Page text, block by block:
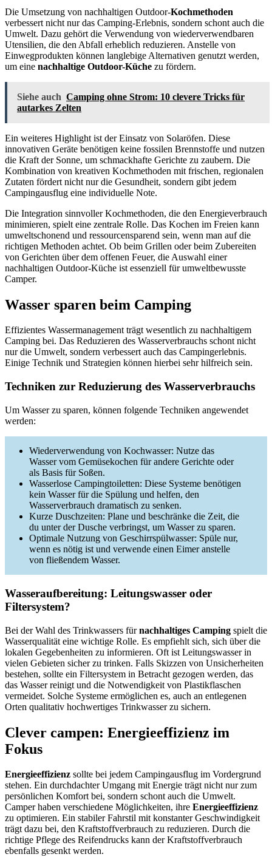
Die Umsetzung von nachhaltigen Outdoor-Kochmethoden
verbessert nicht nur das Camping-Erlebnis, sondern schont auch die
Umwelt. Dazu gehört die Verwendung von wiederverwendbaren
Utensilien, die den Abfall erheblich reduzieren. Anstelle von
Einwegprodukten können langlebige Alternativen genutzt werden,
um eine nachhaltige Outdoor-Küche zu fördern.
Siehe auch Camping ohne Strom: 10 clevere Tricks für
autarkes Zelten
Ein weiteres Highlight ist der Einsatz von Solaröfen. Diese
innovativen Geräte benötigen keine fossilen Brennstoffe und nutzen
die Kraft der Sonne, um schmackhafte Gerichte zu zaubern. Die
Kombination von kreativen Kochmethoden mit frischen, regionalen
Zutaten fördert nicht nur die Gesundheit, sondern gibt jedem
Campingausflug eine individuelle Note.
Die Integration sinnvoller Kochmethoden, die den Energieverbrauch
minimieren, spielt eine zentrale Rolle. Das Kochen im Freien kann
umweltschonend und ressourcensparend sein, wenn man auf die
richtigen Methoden achtet. Ob beim Grillen oder beim Zubereiten
von Gerichten über dem offenen Feuer, die Auswahl einer
nachhaltigen Outdoor-Küche ist essenziell für umweltbewusste
Camper.
Wasser sparen beim Camping
Effizientes Wassermanagement trägt wesentlich zu nachhaltigem
Camping bei. Das Reduzieren des Wasserverbrauchs schont nicht
nur die Umwelt, sondern verbessert auch das Campingerlebnis.
Einige Technik und Strategien können hierbei sehr hilfreich sein.
Techniken zur Reduzierung des Wasserverbrauchs
Um Wasser zu sparen, können folgende Techniken angewendet
werden:
Wiederverwendung von Kochwasser: Nutze das
Wasser vom Gemüsekochen für andere Gerichte oder
als Basis für Soßen.
Wasserlose Campingtoiletten: Diese Systeme benötigen
kein Wasser für die Spülung und helfen, den
Wasserverbrauch dramatisch zu senken.
Kurze Duschzeiten: Plane und beschränke die Zeit, die
du unter der Dusche verbringst, um Wasser zu sparen.
Optimale Nutzung von Geschirrspülwasser: Spüle nur,
wenn es nötig ist und verwende einen Eimer anstelle
von fließendem Wasser.
Wasseraufbereitung: Leitungswasser oder
Filtersystem?
Bei der Wahl des Trinkwassers fürnachhaltiges Camping spielt die
Wasserqualität eine wichtige Rolle. Es empfiehlt sich, sich über die
lokalen Gegebenheiten zu informieren. Oft ist Leitungswasser in
vielen Gebieten sicher zu trinken. Falls Skizzen von Unsicherheiten
bestehen, sollte ein Filtersystem in Betracht gezogen werden, das
das Wasser reinigt und die Notwendigkeit von Plastikflaschen
vermeidet. Solche Systeme ermöglichen es, auch an entlegenen
Orten qualitativ hochwertiges Trinkwasser zu sichern.
Clever campen: Energieeffizienz im
Fokus
Energieeffizienz sollte bei jedem Campingausflug im Vordergrund
stehen. Ein durchdachter Umgang mit Energie trägt nicht nur zum
persönlichen Komfort bei, sondern schont auch die Umwelt.
Camper haben verschiedene Möglichkeiten, ihre Energieeffizienz
zu optimieren. Ein stabiler Fahrstil mit konstanter Geschwindigkeit
trägt dazu bei, den Kraftstoffverbrauch zu reduzieren. Durch die
richtige Pflege des Reifendrucks kann der Kraftstoffverbrauch
ebenfalls gesenkt werden.